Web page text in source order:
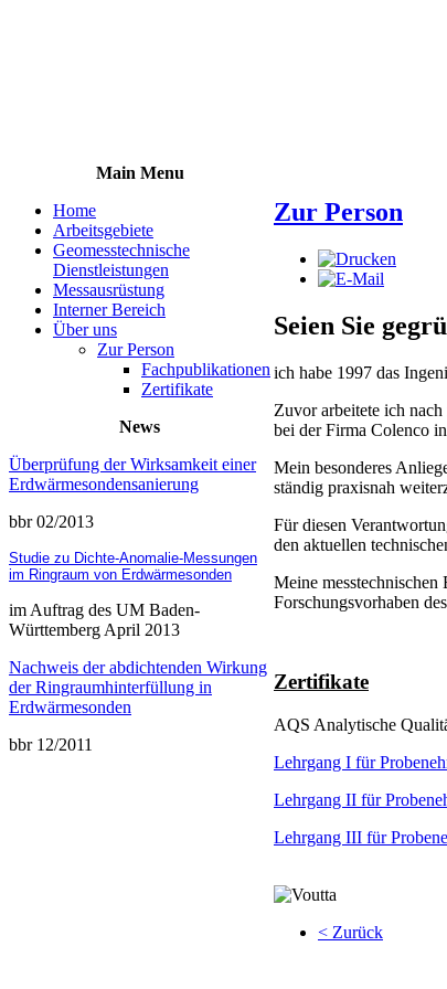
Main Menu
Home
Arbeitsgebiete
Geomesstechnische
Dienstleistungen
Messausrüstung
Interner Bereich
Über uns
Zur Person
Fachpublikationen
Zertifikate
News
Überprüfung der Wirksamkeit einer
Erdwärmesondensanierung
bbr 02/2013
Studie zu Dichte-Anomalie-Messungen
im Ringraum von Erdwärmesonden
im Auftrag des UM Baden-
Württemberg April 2013
Nachweis der abdichtenden Wirkung
der Ringraumhinterfüllung in
Erdwärmesonden
bbr 12/2011
Zur Person
Seien Sie
ich habe 1997 das
Zuvor arbeitete ich
bei der Firma Colenco
Mein besonderes
ständig praxisnah
Für diesen
den aktuellen
Meine
Forschungsvorhaben
Zertifikate
AQS Analytische
Lehrgang I für
Lehrgang II für
Lehrgang III für
< Zurück